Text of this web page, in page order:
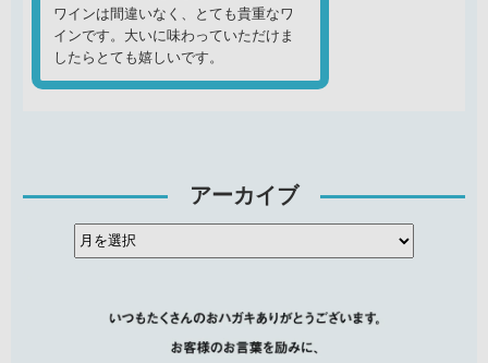
ワインは間違いなく、とても貴重なワ
インです。大いに味わっていただけま
したらとても嬉しいです。
アーカイブ